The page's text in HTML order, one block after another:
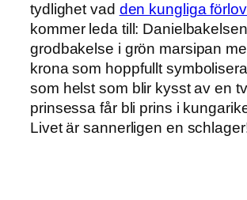
tydlighet vad den kungliga
kommer leda till:
grodbakelse i grön marsipan
krona som hoppfullt
som helst som blir kysst av en
prinsessa får bli prins i
Livet är sannerligen en